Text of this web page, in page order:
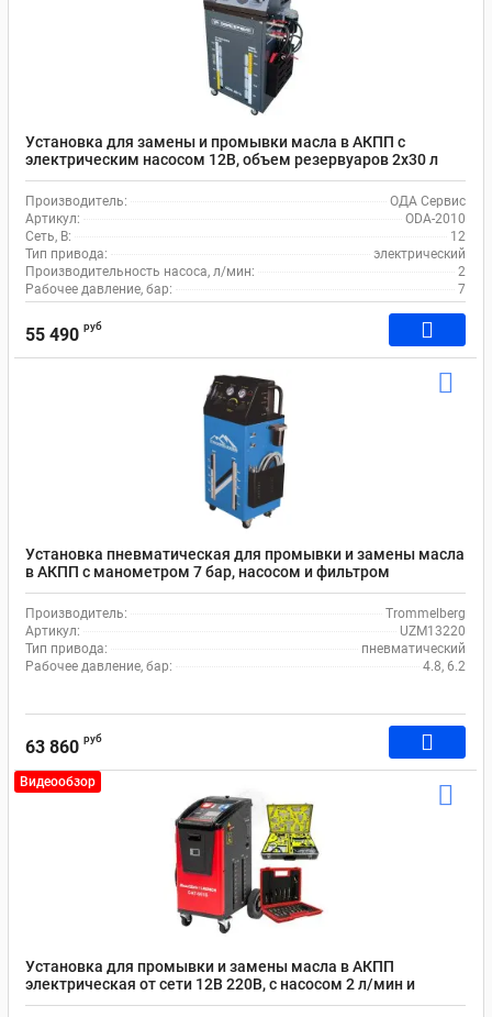
Установка для замены и промывки масла в АКПП с
электрическим насосом 12В, объем резервуаров 2х30 л
ОДА Сервис ODA-2010
Производитель:
ОДА Сервис
Артикул:
ODA-2010
Сеть, В:
12
Тип привода:
электрический
Производительность насоса, л/мин:
2
Рабочее давление, бар:
7
55 490 руб
Установка пневматическая для промывки и замены масла
в АКПП с манометром 7 бар, насосом и фильтром
Trommelberg UZM13220
Производитель:
Trommelberg
Артикул:
UZM13220
Тип привода:
пневматический
Рабочее давление, бар:
4.8, 6.2
63 860 руб
Видеообзор
Установка для промывки и замены масла в АКПП
электрическая от сети 12В 220В, с насосом 2 л/мин и
комплектом адаптеров, Launch CAT-601S